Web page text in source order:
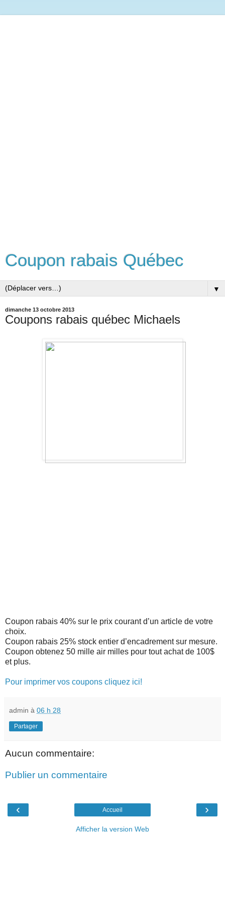
Coupon rabais Québec
▼
dimanche 13 octobre 2013
Coupons rabais québec Michaels
Coupon rabais 40% sur le prix courant d’un article de votre
choix.
Coupon rabais 25% stock entier d’encadrement sur mesure.
Coupon obtenez 50 mille air milles pour tout achat de 100$
et plus.
Pour imprimer vos coupons cliquez ici!
admin à 06 h 28
Partager
Aucun commentaire:
Publier un commentaire
‹ ›
Accueil
Afficher la version Web